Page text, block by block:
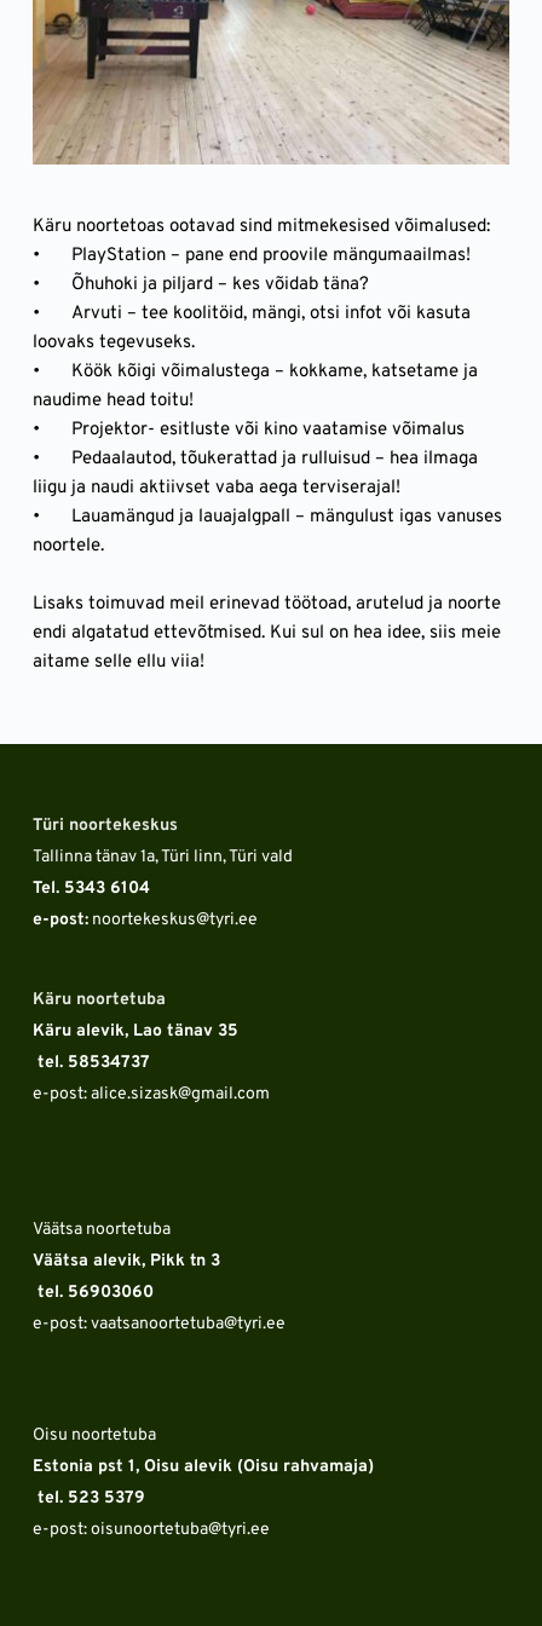
Käru noortetoas ootavad sind mitmekesised võimalused:
•	PlayStation – pane end proovile mängumaailmas!
•	Õhuhoki ja piljard – kes võidab täna?
•	Arvuti – tee koolitöid, mängi, otsi infot või kasuta
loovaks tegevuseks.
•	Köök kõigi võimalustega – kokkame, katsetame ja
naudime head toitu!
•	Projektor- esitluste või kino vaatamise võimalus
•	Pedaalautod, tõukerattad ja rulluisud – hea ilmaga
liigu ja naudi aktiivset vaba aega terviserajal!
•	Lauamängud ja lauajalgpall – mängulust igas vanuses
noortele.
Lisaks toimuvad meil erinevad töötoad, arutelud ja noorte
endi algatatud ettevõtmised. Kui sul on hea idee, siis meie
aitame selle ellu viia!
Türi noortekeskus
Tallinna tänav 1a, Türi linn, Türi vald
Tel. 5343 6104
e-post: noortekeskus@tyri.ee
Käru noortetuba
Käru alevik, Lao tänav 35
tel. 58534737
e-post: alice.sizask@gmail.com
Väätsa noortetuba
Väätsa alevik, Pikk tn 3
tel. 56903060
e-post: vaatsanoortetuba@tyri.ee
Oisu noortetuba
Estonia pst 1, Oisu alevik (Oisu rahvamaja)
tel. 523 5379
e-post: oisunoortetuba@tyri.ee